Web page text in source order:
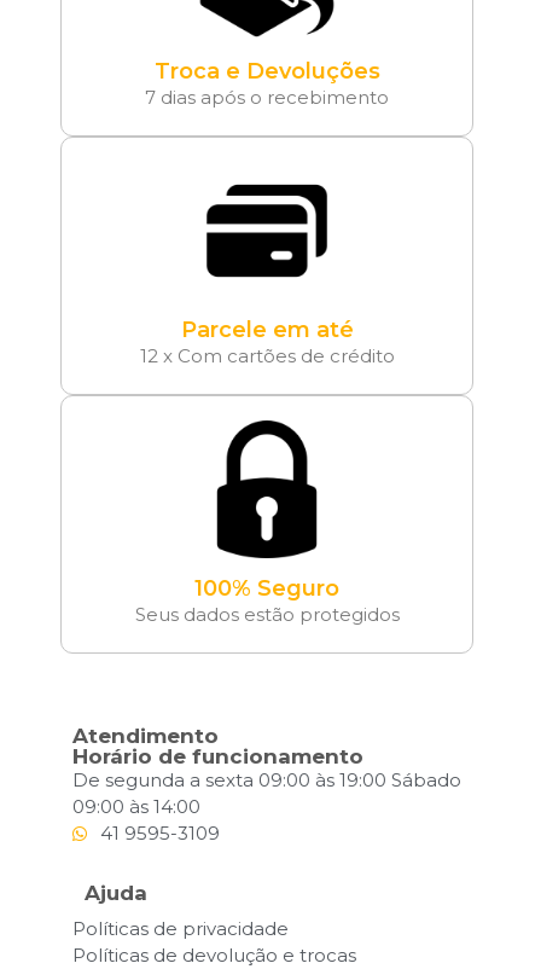
Troca e Devoluções
7 dias após o recebimento
Parcele em até
12 x Com cartões de crédito
100% Seguro
Seus dados estão protegidos
Atendimento
Horário de funcionamento
De segunda a sexta 09:00 às 19:00 Sábado
09:00 às 14:00
41 9595-3109
Ajuda
Políticas de privacidade
Políticas de devolução e trocas